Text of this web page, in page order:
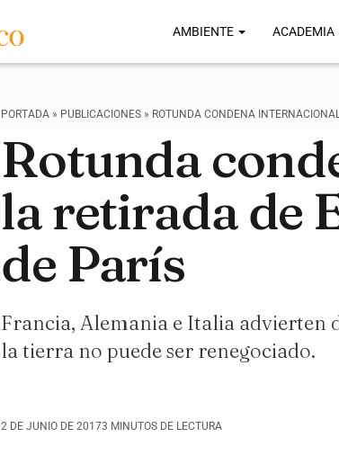
AMBIENTE ACADEMIA
PORTADA » PUBLICACIONES » ROTUNDA CONDENA
Rotunda
la retirada de
de París
Francia, Alemania e Italia advierten
la tierra no puede ser renegociado.
2 DE JUNIO DE 20173 MINUTOS DE LECTURA